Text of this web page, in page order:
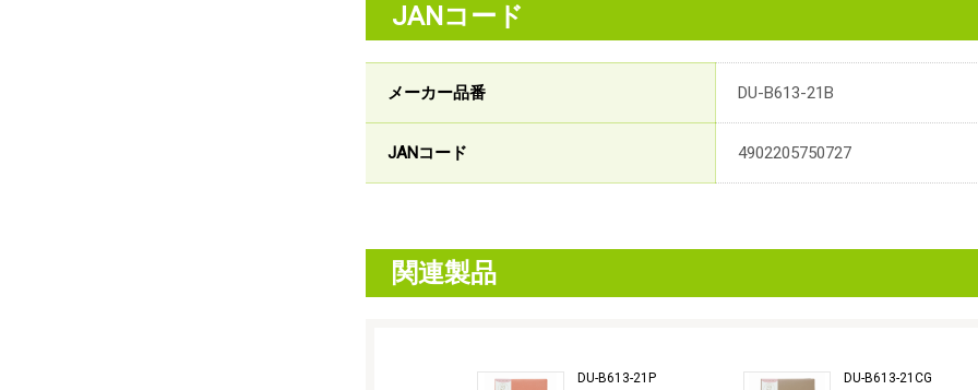
JANコード
メーカー品番 DU-B613-21B
JANコード 4902205750727
関連製品
DU-B613-21P DU-B613-21CG